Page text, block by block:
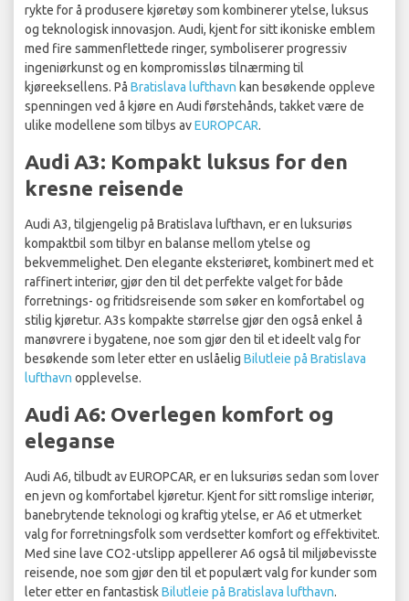
rykte for å produsere kjøretøy som kombinerer ytelse, luksus
og teknologisk innovasjon. Audi, kjent for sitt ikoniske emblem
med fire sammenflettede ringer, symboliserer progressiv
ingeniørkunst og en kompromissløs tilnærming til
kjøreeksellens. På Bratislava lufthavn kan besøkende oppleve
spenningen ved å kjøre en Audi førstehånds, takket være de
ulike modellene som tilbys avEUROPCAR.
Audi A3: Kompakt luksus for den
kresne reisende
Audi A3, tilgjengelig på Bratislava lufthavn, er en luksuriøs
kompaktbil som tilbyr en balanse mellom ytelse og
bekvemmelighet. Den elegante eksteriøret, kombinert med et
raffinert interiør, gjør den til det perfekte valget for både
forretnings- og fritidsreisende som søker en komfortabel og
stilig kjøretur. A3s kompakte størrelse gjør den også enkel å
manøvrere i bygatene, noe som gjør den til et ideelt valg for
besøkende som leter etter en uslåelig Bilutleie på Bratislava
lufthavn opplevelse.
Audi A6: Overlegen komfort og
eleganse
Audi A6, tilbudt av EUROPCAR, er en luksuriøs sedan som lover
en jevn og komfortabel kjøretur. Kjent for sitt romslige interiør,
banebrytende teknologi og kraftig ytelse, er A6 et utmerket
valg for forretningsfolk som verdsetter komfort og effektivitet.
Med sine lave CO2-utslipp appellerer A6 også til miljøbevisste
reisende, noe som gjør den til et populært valg for kunder som
leter etter en fantastiskBilutleie på Bratislava lufthavn.